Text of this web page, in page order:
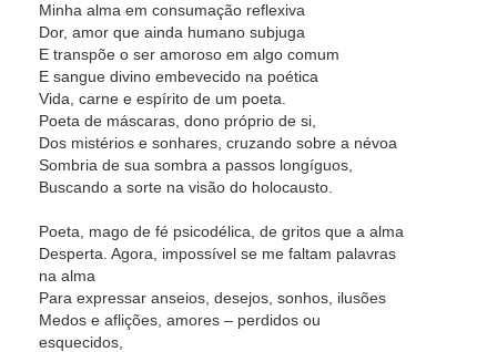
Minha alma em consumação reflexiva
Dor, amor que ainda humano subjuga
E transpõe o ser amoroso em algo comum
E sangue divino embevecido na poética
Vida, carne e espírito de um poeta.
Poeta de máscaras, dono próprio de si,
Dos mistérios e sonhares, cruzando sobre a névoa
Sombria de sua sombra a passos longíguos,
Buscando a sorte na visão do holocausto.
Poeta, mago de fé psicodélica, de gritos que a alma
Desperta. Agora, impossível se me faltam palavras
na alma
Para expressar anseios, desejos, sonhos, ilusões
Medos e aflições, amores – perdidos ou
esquecidos,